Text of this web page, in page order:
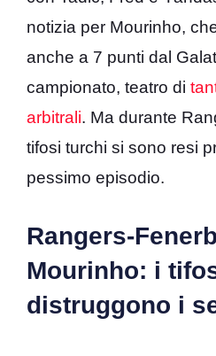
notizia per Mourinho,
anche a 7 punti dal
campionato, teatro di
arbitrali. Ma durante
tifosi turchi si sono resi
pessimo episodio.
Rangers-
Mourinho: i
distruggono i